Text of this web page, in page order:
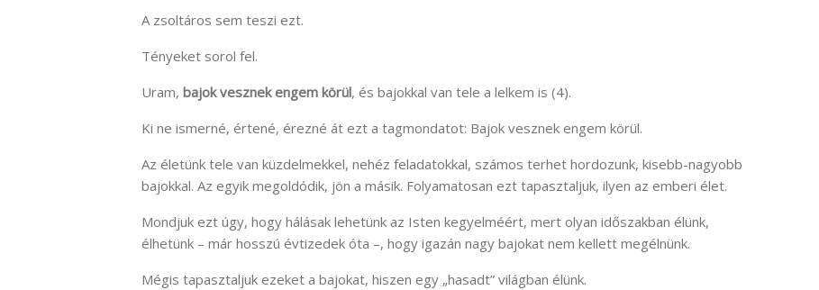
A zsoltáros sem teszi ezt.
Tényeket sorol fel.
Uram, bajok vesznek engem körül, és bajokkal van tele a lelkem is (4).
Ki ne ismerné, értené, érezné át ezt a tagmondatot: Bajok vesznek engem körül.
Az életünk tele van küzdelmekkel, nehéz feladatokkal, számos terhet hordozunk, kisebb-nagyobb
bajokkal. Az egyik megoldódik, jön a másik. Folyamatosan ezt tapasztaljuk, ilyen az emberi élet.
Mondjuk ezt úgy, hogy hálásak lehetünk az Isten kegyelméért, mert olyan időszakban élünk,
élhetünk – már hosszú évtizedek óta –, hogy igazán nagy bajokat nem kellett megélnünk.
Mégis tapasztaljuk ezeket a bajokat, hiszen egy „hasadt” világban élünk.